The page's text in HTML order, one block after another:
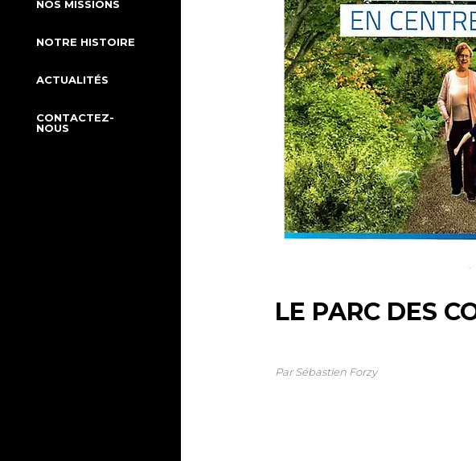
NOS MISSIONS
NOTRE HISTOIRE
ACTUALITÉS
CONTACTEZ-
NOUS
LE PARC DES
Par Sébastien Forzy